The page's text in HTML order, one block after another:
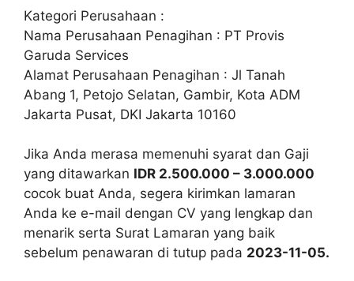
Kategori Perusahaan :
Nama Perusahaan Penagihan : PT Provis
Garuda Services
Alamat Perusahaan Penagihan : Jl Tanah
Abang 1, Petojo Selatan, Gambir, Kota ADM
Jakarta Pusat, DKI Jakarta 10160
Jika Anda merasa memenuhi syarat dan Gaji
yang ditawarkan IDR 2.500.000 – 3.000.000
cocok buat Anda, segera kirimkan lamaran
Anda ke e-mail dengan CV yang lengkap dan
menarik serta Surat Lamaran yang baik
sebelum penawaran di tutup pada 2023-11-05.